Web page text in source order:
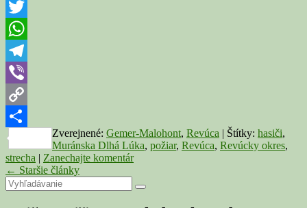
Messenger
Twitter
WhatsApp
Telegram
Viber
Copy
Link
Share
Zverejnené: Gemer-Malohont, Revúca | Štítky: hasiči,
Muránska Dlhá Lúka, požiar, Revúca, Revúcky okres,
strecha | Zanechajte komentár
Navigácia
v
← Staršie články
Primary
Sidebar
Search
for:
Search